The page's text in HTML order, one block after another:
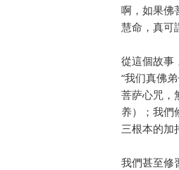
啊，如果佛
慧命，真可
從這個故事
“我们真佛
菩萨心咒，
养）；我們
三根本的加
我們甚至修